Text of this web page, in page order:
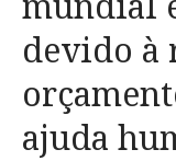
devido à
ajuda